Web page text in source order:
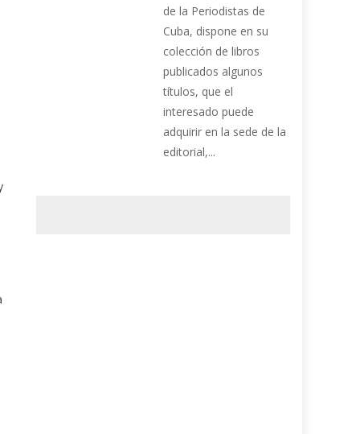
de la Periodistas de
Cuba, dispone en su
colección de libros
publicados algunos
títulos, que el
interesado puede
adquirir en la sede de la
editorial,...